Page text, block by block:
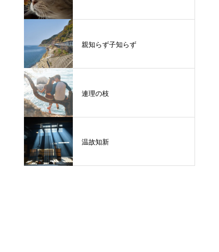
親知らず子知らず
連理の枝
温故知新